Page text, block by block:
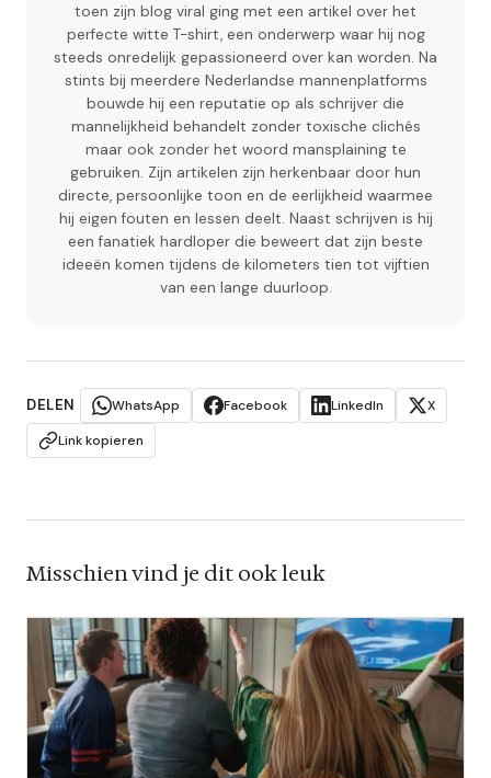
toen zijn blog viral ging met een artikel over het
perfecte witte T-shirt, een onderwerp waar hij nog
steeds onredelijk gepassioneerd over kan worden. Na
stints bij meerdere Nederlandse mannenplatforms
bouwde hij een reputatie op als schrijver die
mannelijkheid behandelt zonder toxische clichés
maar ook zonder het woord mansplaining te
gebruiken. Zijn artikelen zijn herkenbaar door hun
directe, persoonlijke toon en de eerlijkheid waarmee
hij eigen fouten en lessen deelt. Naast schrijven is hij
een fanatiek hardloper die beweert dat zijn beste
ideeën komen tijdens de kilometers tien tot vijftien
van een lange duurloop.
DELEN WhatsApp Facebook LinkedIn
X
Link kopieren
Misschien vind je dit ook leuk